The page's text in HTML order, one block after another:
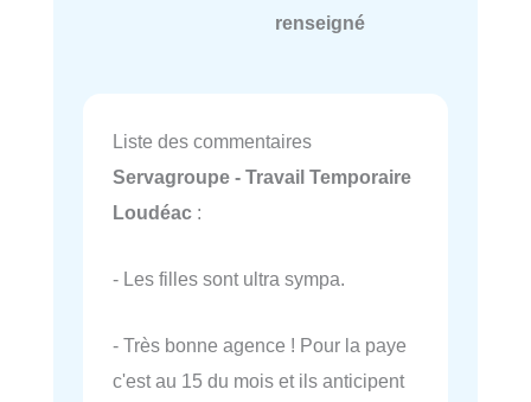
renseigné
Liste des commentaires
Servagroupe - Travail Temporaire
Loudéac :
- Les filles sont ultra sympa.
- Très bonne agence ! Pour la paye
c'est au 15 du mois et ils anticipent